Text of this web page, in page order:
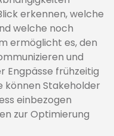
erkennen, welche
welche noch
ermöglicht es, den
und
Engpässe frühzeitig
können Stakeholder
einbezogen
zur Optimierung